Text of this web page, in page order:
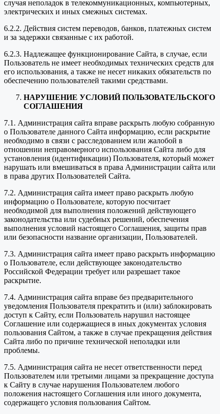
случая неполадок в телекоммуникационных, компьютерных,
электрических и иных смежных системах.
6.2.2. Действия систем переводов, банков, платежных систем
и за задержки связанные с их работой.
6.2.3. Надлежащее функционирование Сайта, в случае, если
Пользователь не имеет необходимых технических средств для
его использования, а также не несет никаких обязательств по
обеспечению пользователей такими средствами.
НАРУШЕНИЕ УСЛОВИЙ ПОЛЬЗОВАТЕЛЬСКОГО
СОГЛАШЕНИЯ
7.1. Администрация сайта вправе раскрыть любую собранную
о Пользователе данного Сайта информацию, если раскрытие
необходимо в связи с расследованием или жалобой в
отношении неправомерного использования Сайта либо для
установления (идентификации) Пользователя, который может
нарушать или вмешиваться в права Администрации сайта или
в права других Пользователей Сайта.
7.2. Администрация сайта имеет право раскрыть любую
информацию о Пользователе, которую посчитает
необходимой для выполнения положений действующего
законодательства или судебных решений, обеспечения
выполнения условий настоящего Соглашения, защиты прав
или безопасности название организации, Пользователей.
7.3. Администрация сайта имеет право раскрыть информацию
о Пользователе, если действующее законодательство
Российской Федерации требует или разрешает такое
раскрытие.
7.4. Администрация сайта вправе без предварительного
уведомления Пользователя прекратить и (или) заблокировать
доступ к Сайту, если Пользователь нарушил настоящее
Соглашение или содержащиеся в иных документах условия
пользования Сайтом, а также в случае прекращения действия
Сайта либо по причине технической неполадки или
проблемы.
7.5. Администрация сайта не несет ответственности перед
Пользователем или третьими лицами за прекращение доступа
к Сайту в случае нарушения Пользователем любого
положения настоящего Соглашения или иного документа,
содержащего условия пользования Сайтом.